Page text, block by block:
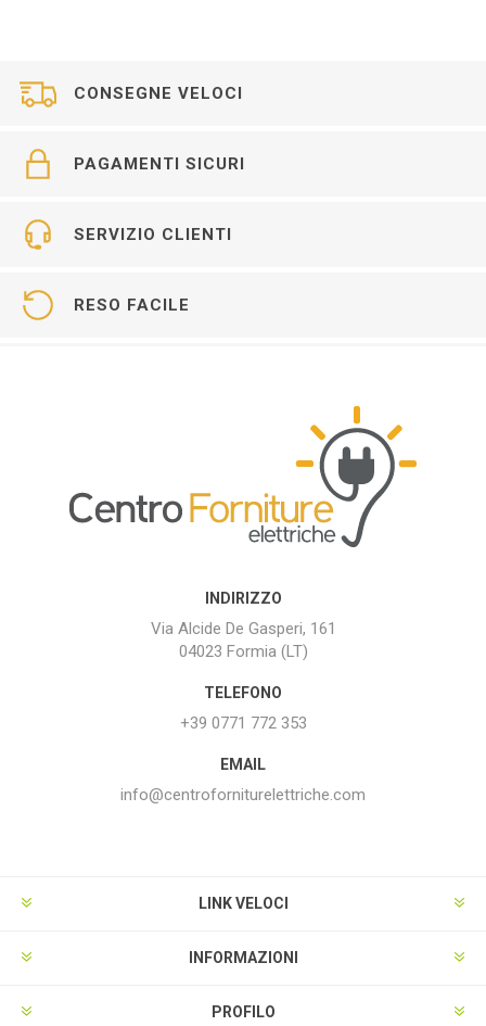
CONSEGNE VELOCI
PAGAMENTI SICURI
SERVIZIO CLIENTI
RESO FACILE
INDIRIZZO
Via Alcide De Gasperi, 161
04023 Formia (LT)
TELEFONO
+39 0771 772 353
EMAIL
info@centroforniturelettriche.com
LINK VELOCI
INFORMAZIONI
PROFILO